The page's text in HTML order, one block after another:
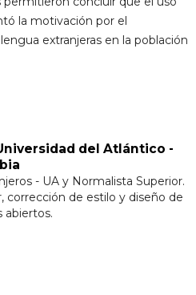
la motivación por el
extranjeras en la población
del Atlántico -
- UA y Normalista Superior.
corrección de estilo y diseño de
abiertos.